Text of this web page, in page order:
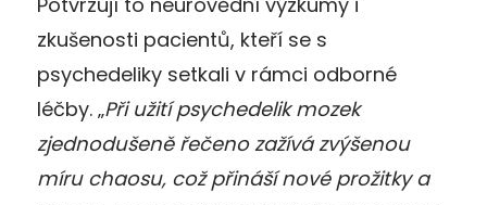
zkušenosti pacientů, kteří se s
psychedeliky setkali v rámci odborné
léčby. „Při užití psychedelik mozek
zjednodušeně řečeno zažívá zvýšenou
míru chaosu, což přináší nové prožitky a